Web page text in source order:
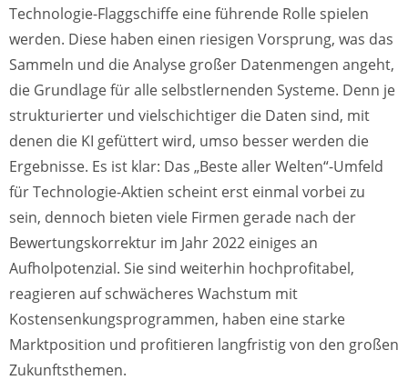
Technologie-Flaggschiffe eine führende Rolle spielen
werden. Diese haben einen riesigen Vorsprung, was das
Sammeln und die Analyse großer Datenmengen angeht,
die Grundlage für alle selbstlernenden Systeme. Denn je
strukturierter und vielschichtiger die Daten sind, mit
denen die KI gefüttert wird, umso besser werden die
Ergebnisse. Es ist klar: Das „Beste aller Welten“-Umfeld
für Technologie-Aktien scheint erst einmal vorbei zu
sein, dennoch bieten viele Firmen gerade nach der
Bewertungskorrektur im Jahr 2022 einiges an
Aufholpotenzial. Sie sind weiterhin hochprofitabel,
reagieren auf schwächeres Wachstum mit
Kostensenkungsprogrammen, haben eine starke
Marktposition und profitieren langfristig von den großen
Zukunftsthemen.